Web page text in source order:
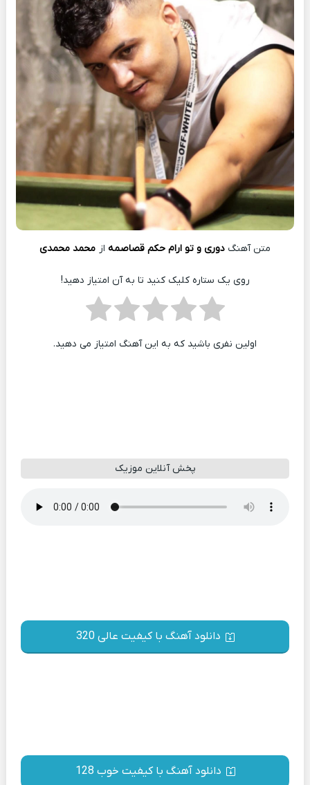
متن آهنگ دوری و تو ارام حکم قصاصمه از محمد محمدی
روی یک ستاره کلیک کنید تا به آن امتیاز دهید!
اولین نفری باشید که به این آهنگ امتیاز می دهید.
پخش آنلاین موزیک
دانلود آهنگ با کیفیت عالی 320
دانلود آهنگ با کیفیت خوب 128